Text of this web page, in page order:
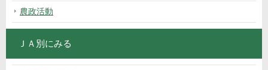
農政活動
ＪＡ別にみる